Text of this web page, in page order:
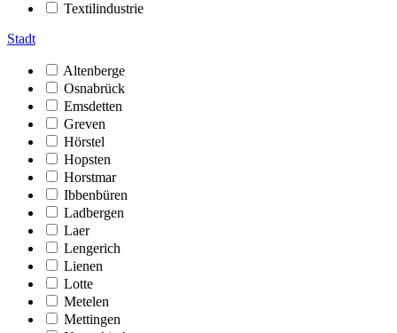
Textilindustrie
Stadt
Altenberge
Osnabrück
Emsdetten
Greven
Hörstel
Hopsten
Horstmar
Ibbenbüren
Ladbergen
Laer
Lengerich
Lienen
Lotte
Metelen
Mettingen